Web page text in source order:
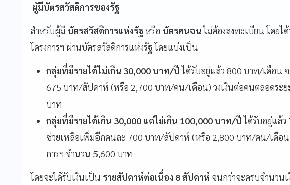
ผู้มีบัตรสวัสดิการของรัฐ
สำหรับผู้มี บัตรสวัสดิการแห่งรัฐหรือ บัตรคนจนไม่ต้องลงทะเบียน โดยไ
โครงการฯ ผ่านบัตรสวัสดิการแห่งรัฐ โดยแบ่งเป็น
กลุ่มที่มีรายได้ไม่เกิน 30,000 บาท/ปี ได้รับอยู่แล้ว 800 บาท/เดือน
675 บาท/สัปดาห์ (หรือ 2,700 บาท/คน/เดือน) วงเงินต่อคนตลอดระย
บาท
กลุ่มที่มีรายได้เกิน 30,000 แต่ไม่เกิน 100,000 บาท/ปี ได้รับอยู่แล้ว
ช่วยเหลือเพิ่มอีกคนละ 700 บาท/สัปดาห์ (หรือ 2,800 บาท/คน/เดือน)
การฯ จำนวน 5,600 บาท
โดยจะได้รับเงินเป็น รายสัปดาห์ต่อเนื่อง 8 สัปดาห์ จนกว่าจะครบจำนวน